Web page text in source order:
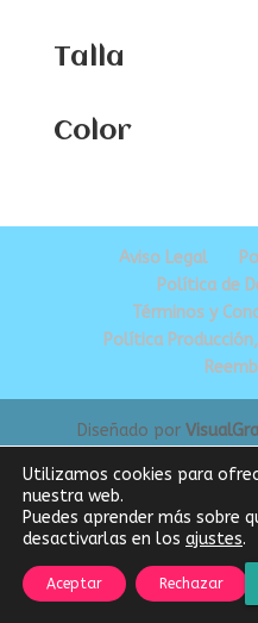
Talla
Color
Aviso Legal
Política de
Términos y
Política
Diseñado por
Utilizamos cookies para
nuestra web.
Puedes aprender más sobre
desactivarlas en los ajustes.
Aceptar Rechazar